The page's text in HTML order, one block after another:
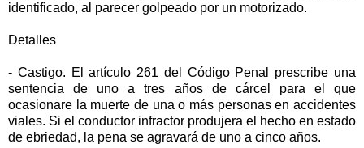
identificado, al parecer golpeado por un motorizado.
Detalles
- Castigo. El artículo 261 del Código Penal prescribe una
sentencia de uno a tres años de cárcel para el que
ocasionare la muerte de una o más personas en accidentes
viales. Si el conductor infractor produjera el hecho en estado
de ebriedad, la pena se agravará de uno a cinco años.